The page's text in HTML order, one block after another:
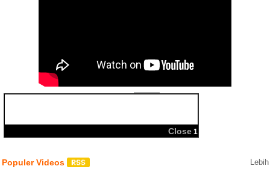
BBM
Populer Videos Lebih